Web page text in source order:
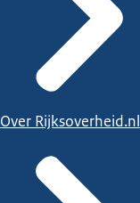
Over Rijksoverheid.nl